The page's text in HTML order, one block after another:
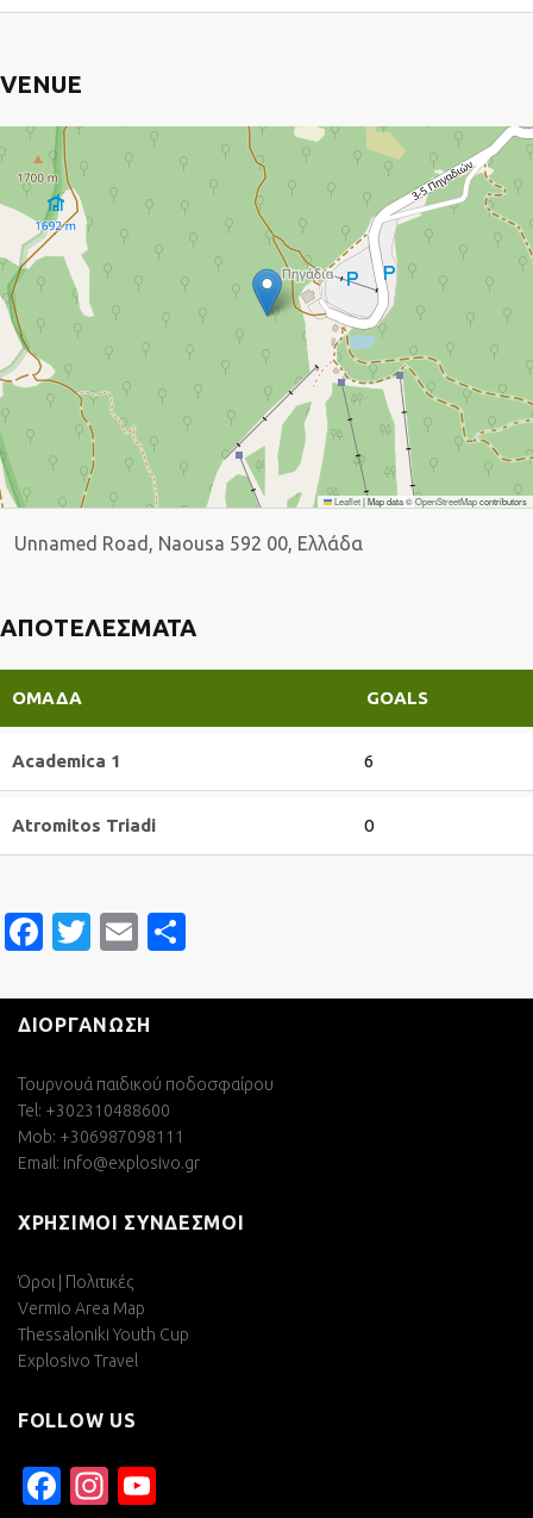
VENUE
Leaflet|Map data ©OpenStreetMapcontributors
Unnamed Road, Naousa 592 00, Ελλάδα
ΑΠΟΤΕΛΈΣΜΑΤΑ
ΟΜΆΔΑ GOALS
Academica 1 6
Atromitos Triadi 0
Facebook
Twitter
Email
ΔΙΟΡΓΑΝΩΣΗ
Τουρνουά παιδικού ποδοσφαίρου
Tel: +302310488600
Mob: +306987098111
Email: info@explosivo.gr
ΧΡΗΣΙΜΟΙ ΣΥΝΔΕΣΜΟΙ
Όροι | Πολιτικές
Vermio Area Map
Thessaloniki Youth Cup
Explosivo Travel
FOLLOW US
Facebook
Instagram